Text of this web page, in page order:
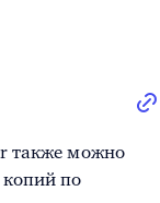
также можно
копий по